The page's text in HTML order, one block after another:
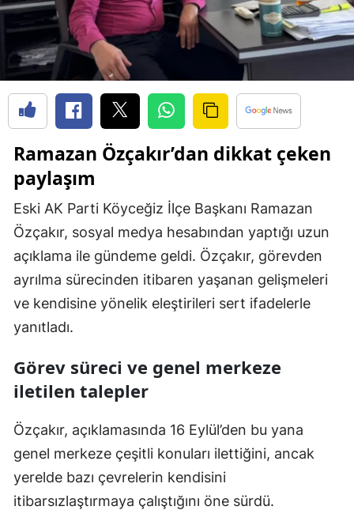
Ramazan Özçakır’dan dikkat çeken
paylaşım
Eski AK Parti Köyceğiz İlçe Başkanı Ramazan
Özçakır, sosyal medya hesabından yaptığı uzun
açıklama ile gündeme geldi. Özçakır, görevden
ayrılma sürecinden itibaren yaşanan gelişmeleri
ve kendisine yönelik eleştirileri sert ifadelerle
yanıtladı.
Görev süreci ve genel merkeze
iletilen talepler
Özçakır, açıklamasında 16 Eylül’den bu yana
genel merkeze çeşitli konuları ilettiğini, ancak
yerelde bazı çevrelerin kendisini
itibarsızlaştırmaya çalıştığını öne sürdü.